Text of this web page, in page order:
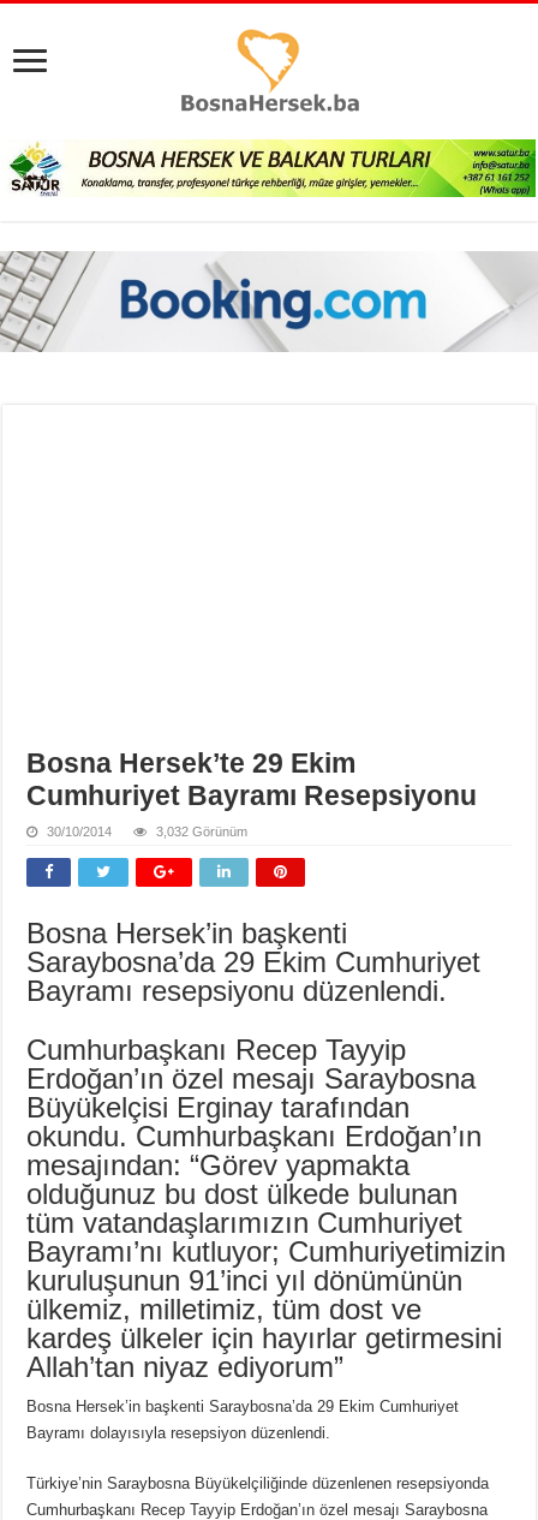
Bosna Hersek’te 29 Ekim
Cumhuriyet Bayramı Resepsiyonu
30/10/2014 3,032 Görünüm
Bosna Hersek’in başkenti
Saraybosna’da 29 Ekim Cumhuriyet
Bayramı resepsiyonu düzenlendi.
Cumhurbaşkanı Recep Tayyip
Erdoğan’ın özel mesajı Saraybosna
Büyükelçisi Erginay tarafından
okundu. Cumhurbaşkanı Erdoğan’ın
mesajından: “Görev yapmakta
olduğunuz bu dost ülkede bulunan
tüm vatandaşlarımızın Cumhuriyet
Bayramı’nı kutluyor; Cumhuriyetimizin
kuruluşunun 91’inci yıl dönümünün
ülkemiz, milletimiz, tüm dost ve
kardeş ülkeler için hayırlar getirmesini
Allah’tan niyaz ediyorum”
Bosna Hersek’in başkenti Saraybosna’da 29 Ekim Cumhuriyet
Bayramı dolayısıyla resepsiyon düzenlendi.
Türkiye’nin Saraybosna Büyükelçiliğinde düzenlenen resepsiyonda
Cumhurbaşkanı Recep Tayyip Erdoğan’ın özel mesajı Saraybosna